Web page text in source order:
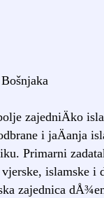
zajedniÄko
i jaÄanja
Primarni
islamske i
zajednica